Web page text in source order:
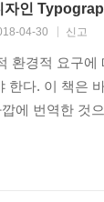
자인
04-30 신고
환경적 요구
한다. 이 책은
에 번역한 것